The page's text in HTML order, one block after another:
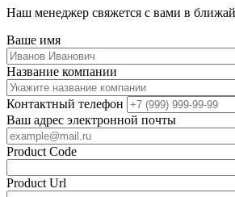
Наш менеджер свяжется с вами в
Ваше имя
Название компании
Контактный телефон
Ваш адрес электронной почты
Product Code
Product Url